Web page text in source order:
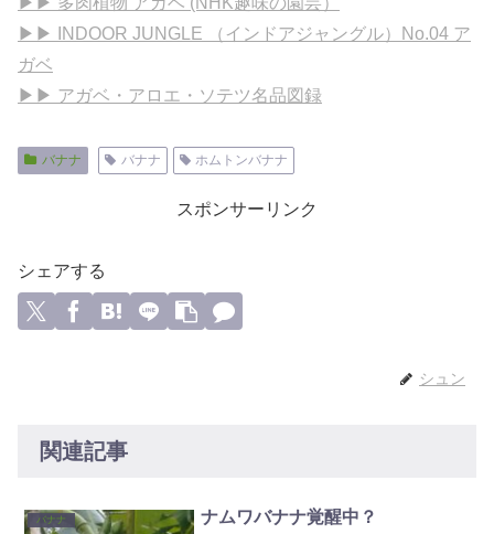
▶▶ INDOOR JUNGLE （インドアジャングル）No.04 ア
ガベ
▶▶ アガベ・アロエ・ソテツ名品図録
バナナ バナナ ホムトンバナナ
スポンサーリンク
シェアする
シュン
関連記事
バナナ ナムワバナナ覚醒中？